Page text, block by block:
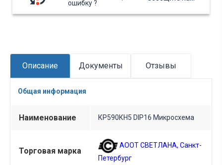
ошибку ?
Описание Документы Отзывы
Общая информация
Наименование КР590КН5 DIP16 Микросхема
Торговая марка
АООТ СВЕТЛАНА, Санкт-
Петербург